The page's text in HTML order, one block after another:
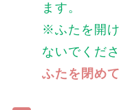
ます。
※ふたを開け
ないでくださ
ふたを閉めて